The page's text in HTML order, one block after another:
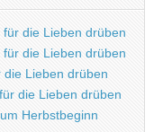
die Lieben drüben
die Lieben drüben
Lieben drüben
die Lieben drüben
Herbstbeginn